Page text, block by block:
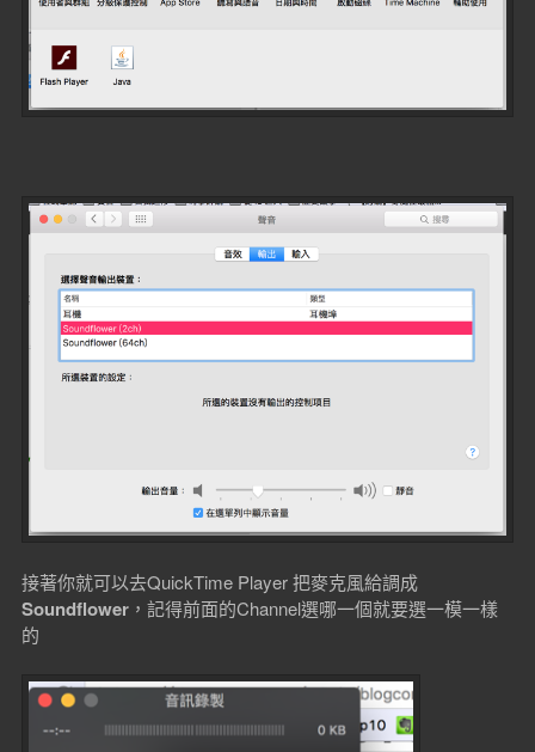
接著你就可以去QuickTime Player 把麥克風給調成
Soundflower，記得前面的Channel選哪一個就要選一模一樣
的